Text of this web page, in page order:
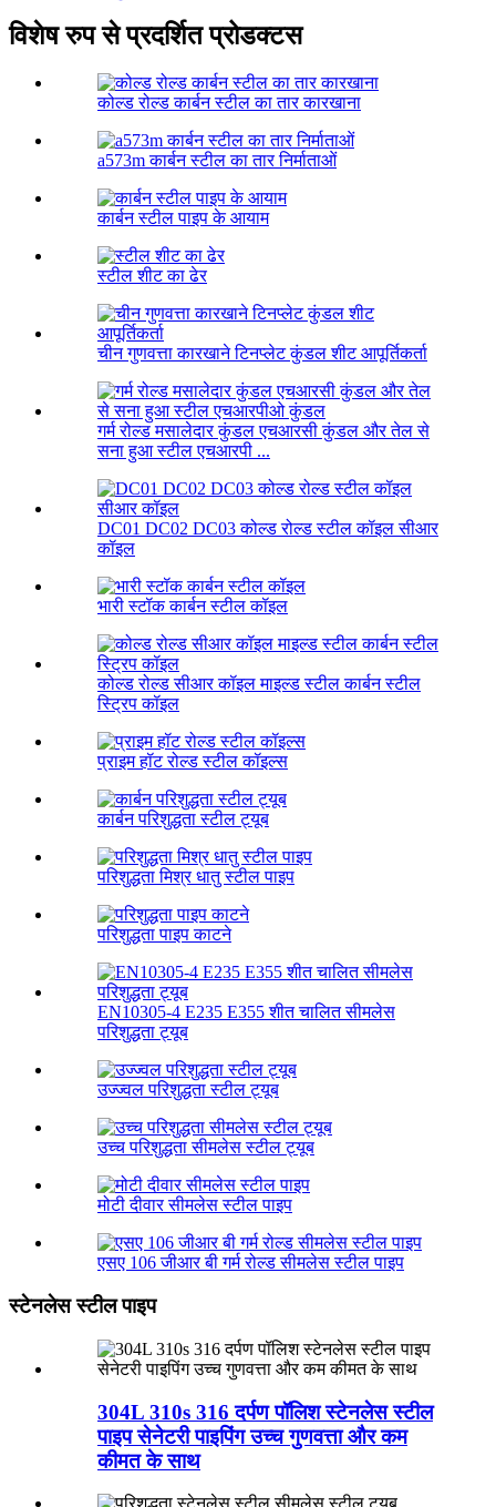
विशेष रुप से प्रदर्शित प्रोडक्टस
कोल्ड रोल्ड कार्बन स्टील का तार कारखाना
a573m कार्बन स्टील का तार निर्माताओं
कार्बन स्टील पाइप के आयाम
स्टील शीट का ढेर
चीन गुणवत्ता कारखाने टिनप्लेट कुंडल शीट आपूर्तिकर्ता
गर्म रोल्ड मसालेदार कुंडल एचआरसी कुंडल और तेल से
सना हुआ स्टील एचआरपी ...
DC01 DC02 DC03 कोल्ड रोल्ड स्टील कॉइल सीआर
कॉइल
भारी स्टॉक कार्बन स्टील कॉइल
कोल्ड रोल्ड सीआर कॉइल माइल्ड स्टील कार्बन स्टील
स्ट्रिप कॉइल
प्राइम हॉट रोल्ड स्टील कॉइल्स
कार्बन परिशुद्धता स्टील ट्यूब
परिशुद्धता मिश्र धातु स्टील पाइप
परिशुद्धता पाइप काटने
EN10305-4 E235 E355 शीत चालित सीमलेस
परिशुद्धता ट्यूब
उज्ज्वल परिशुद्धता स्टील ट्यूब
उच्च परिशुद्धता सीमलेस स्टील ट्यूब
मोटी दीवार सीमलेस स्टील पाइप
एसए 106 जीआर बी गर्म रोल्ड सीमलेस स्टील पाइप
स्टेनलेस स्टील पाइप
304L 310s 316 दर्पण पॉलिश स्टेनलेस स्टील
पाइप सेनेटरी पाइपिंग उच्च गुणवत्ता और कम
कीमत के साथ